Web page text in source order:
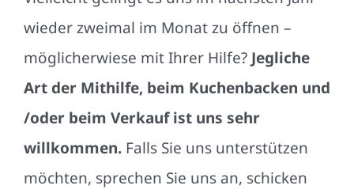
wieder zweimal im Monat zu öffnen –
möglicherwiese mit Ihrer Hilfe? Jegliche
Art der Mithilfe, beim Kuchenbacken und
/oder beim Verkauf ist uns sehr
willkommen. Falls Sie uns unterstützen
möchten, sprechen Sie uns an, schicken